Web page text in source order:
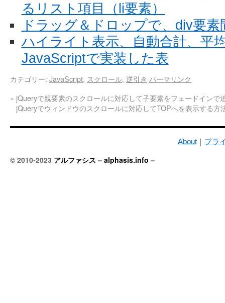
るリスト項目（li要素）
ドラッグ＆ドロップで、div要
ハイライト表示、自動合計、平
JavaScriptで実装した表
カテゴリー: JavaScript, スクロール, 逆引き パーマリンク
« jQueryで親要素のスクロールに対応して子要素をフェードインで
jQueryでウィンドウのスクロールに対応してTOPへを表示する方
About｜ プラ
© 2010-2023 アルファシス – alphasis.info –